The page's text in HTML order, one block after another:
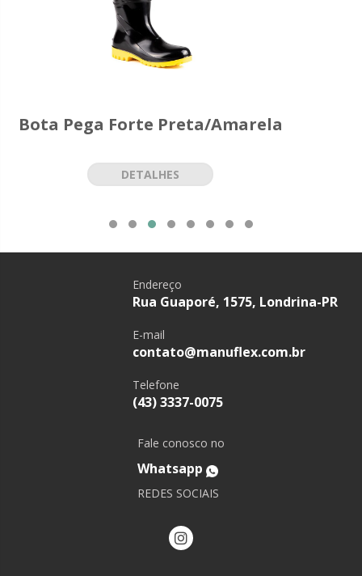
Bota Pega Forte Preta/Amarela
DETALHES
Endereço
Rua Guaporé, 1575, Londrina-PR
E-mail
contato@manuflex.com.br
Telefone
(43) 3337-0075
Fale conosco no
Whatsapp
REDES SOCIAIS